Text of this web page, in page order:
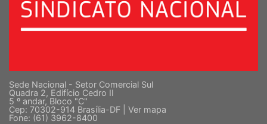
Sede Nacional - Setor Comercial Sul
Quadra 2, Edifício Cedro II
5 º andar, Bloco "C"
Cep: 70302-914 Brasília-DF | Ver mapa
Fone: (61) 3962-8400